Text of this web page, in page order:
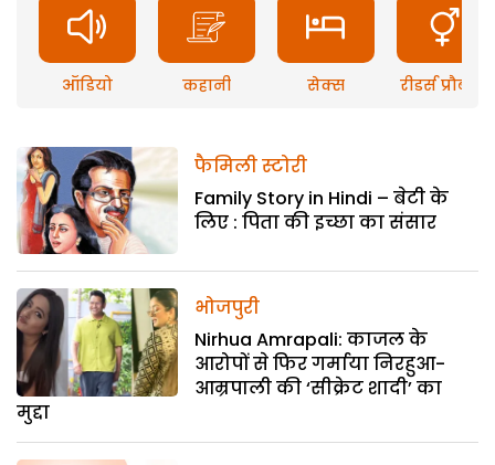
ऑडियो कहानी सेक्स रीडर्स प्रौब्लम
फैमिली स्टोरी
Family Story in Hindi – बेटी के
लिए : पिता की इच्छा का संसार
भोजपुरी
Nirhua Amrapali: काजल के
आरोपों से फिर गर्माया निरहुआ-
आम्रपाली की ‘सीक्रेट शादी’ का
मुद्दा